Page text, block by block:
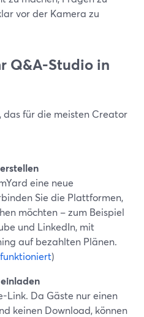
vor der Kamera zu
Q&A-Studio in
für die meisten Creator
eine neue
Sie die Plattformen,
möchten – zum Beispiel
und LinkedIn, mit
auf bezahlten Plänen.
)
Link. Da Gäste nur einen
keinen Download, können